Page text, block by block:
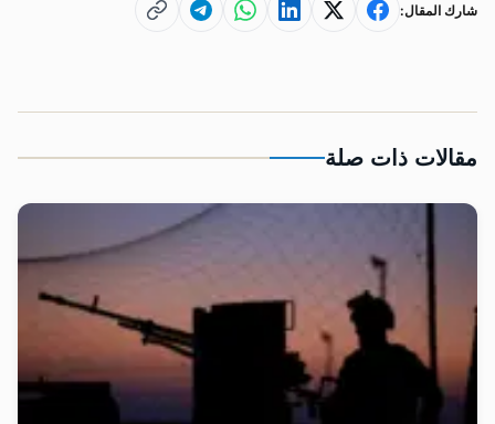
شارك المقال:
مقالات ذات صلة